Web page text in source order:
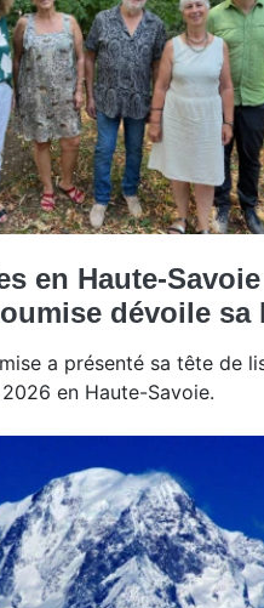
en Haute-
dévoile sa
a présenté sa tête de
en Haute-Savoie.